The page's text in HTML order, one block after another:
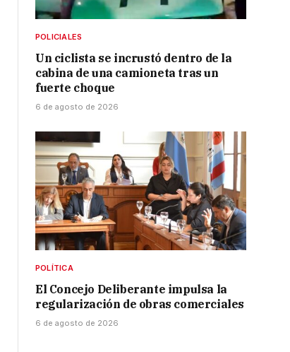
POLICIALES
Un ciclista se incrustó dentro de la
cabina de una camioneta tras un
fuerte choque
6 de agosto de 2026
POLÍTICA
El Concejo Deliberante impulsa la
regularización de obras comerciales
6 de agosto de 2026